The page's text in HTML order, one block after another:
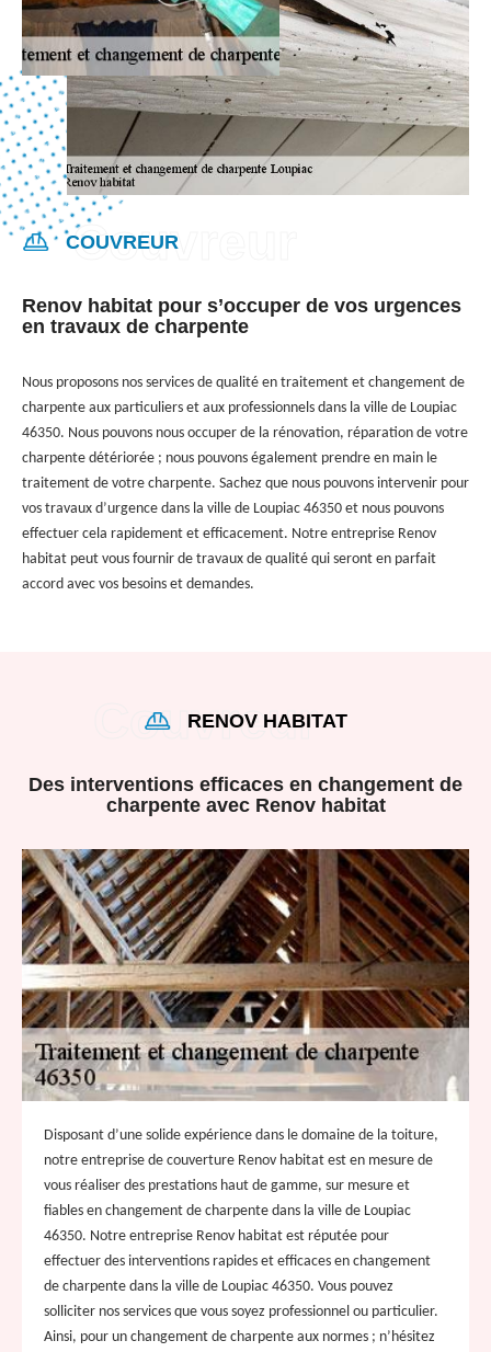
COUVREUR
Renov habitat pour s’occuper de vos urgences
en travaux de charpente
Nous proposons nos services de qualité en traitement et changement de
charpente aux particuliers et aux professionnels dans la ville de Loupiac
46350. Nous pouvons nous occuper de la rénovation, réparation de votre
charpente détériorée ; nous pouvons également prendre en main le
traitement de votre charpente. Sachez que nous pouvons intervenir pour
vos travaux d’urgence dans la ville de Loupiac 46350 et nous pouvons
effectuer cela rapidement et efficacement. Notre entreprise Renov
habitat peut vous fournir de travaux de qualité qui seront en parfait
accord avec vos besoins et demandes.
RENOV HABITAT
Des interventions efficaces en changement de
charpente avec Renov habitat
Disposant d’une solide expérience dans le domaine de la toiture,
notre entreprise de couverture Renov habitat est en mesure de
vous réaliser des prestations haut de gamme, sur mesure et
fiables en changement de charpente dans la ville de Loupiac
46350. Notre entreprise Renov habitat est réputée pour
effectuer des interventions rapides et efficaces en changement
de charpente dans la ville de Loupiac 46350. Vous pouvez
solliciter nos services que vous soyez professionnel ou particulier.
Ainsi, pour un changement de charpente aux normes ; n’hésitez